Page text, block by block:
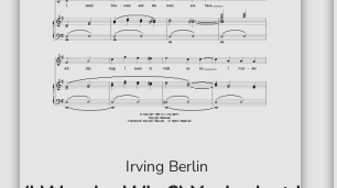
Irving Berlin